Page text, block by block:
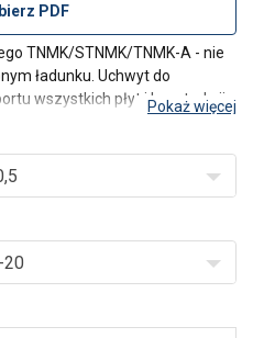
PDF
TNMK/STNMK/TNMK-A - nie
ładunku. Uchwyt do
wszystkich płyt i konstrukcji
takich jak (stal nierdzewn
Pokaż więcej
20